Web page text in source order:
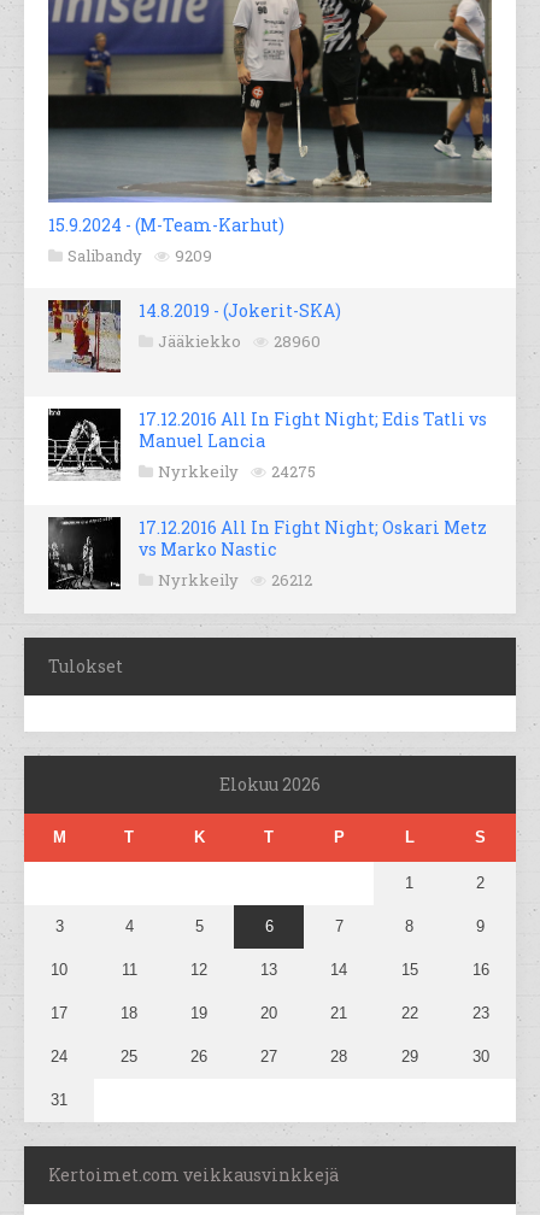
15.9.2024 - (M-Team-Karhut)
Salibandy 9209
14.8.2019 - (Jokerit-SKA)
Jääkiekko 28960
17.12.2016 All In Fight Night; Edis Tatli vs
Manuel Lancia
Nyrkkeily 24275
17.12.2016 All In Fight Night; Oskari Metz
vs Marko Nastic
Nyrkkeily 26212
Tulokset
Elokuu 2026
M T K T P L S
1 2
3 4 5 6 7 8 9
10 11 12 13 14 15 16
17 18 19 20 21 22 23
24 25 26 27 28 29 30
31
Kertoimet.com veikkausvinkkejä